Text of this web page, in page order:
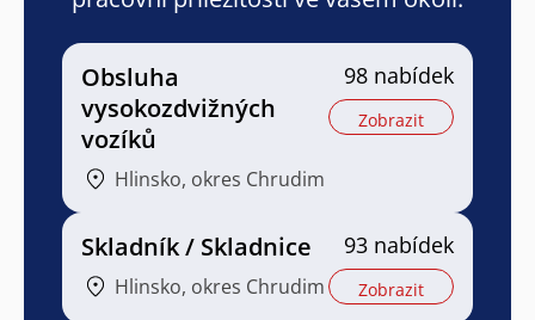
Obsluha
vysokozdvižných
vozíků
Hlinsko, okres Chrudim
98 nabídek
Zobrazit
Skladník / Skladnice
Hlinsko, okres Chrudim
93 nabídek
Zobrazit